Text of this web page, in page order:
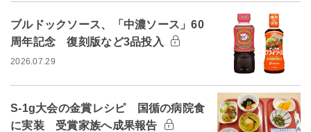
ブルドックソース、「中濃ソース」60
周年記念 復刻版など3品投入
2026.07.29
S-1g大会の金賞レシピ 国循の病院食
に実装 受賞家族へ成果報告